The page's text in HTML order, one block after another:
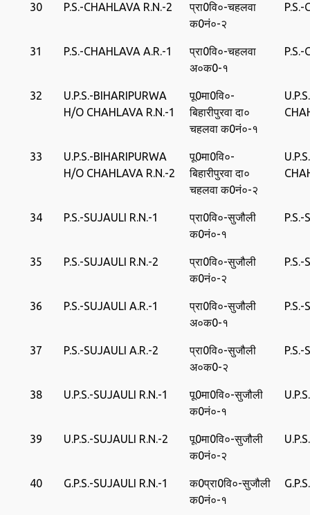
30 P.S.-CHAHLAVA R.N.-2
प्रा0वि०-चहलवा
क0नं०-२
P.S.-
31 P.S.-CHAHLAVA A.R.-1
प्रा0वि०-चहलवा
अ०क0-१
P.S.-
32
U.P.S.-BIHARIPURWA
H/O CHAHLAVA R.N.-1
पू0मा0वि०-
बिहारीपुरवा दा०
चहलवा क0नं०-१
33
U.P.S.-BIHARIPURWA
H/O CHAHLAVA R.N.-2
पू0मा0वि०-
बिहारीपुरवा दा०
चहलवा क0नं०-२
34 P.S.-SUJAULI R.N.-1
प्रा0वि०-सुजौली
क0नं०-१
P.S.-
35 P.S.-SUJAULI R.N.-2
प्रा0वि०-सुजौली
क0नं०-२
P.S.-
36 P.S.-SUJAULI A.R.-1
प्रा0वि०-सुजौली
अ०क0-१
P.S.-
37 P.S.-SUJAULI A.R.-2
प्रा0वि०-सुजौली
अ०क0-२
P.S.-
38 U.P.S.-SUJAULI R.N.-1
पू0मा0वि०-सुजौली
क0नं०-१
39 U.P.S.-SUJAULI R.N.-2
पू0मा0वि०-सुजौली
क0नं०-२
40 G.P.S.-SUJAULI R.N.-1
क0प्रा0वि०-सुजौली
क0नं०-१